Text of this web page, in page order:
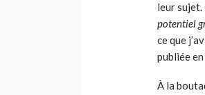
leur sujet.
potentiel
ce que
publiée
À la